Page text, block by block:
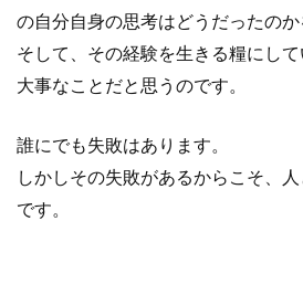
の自分自身の思考はどうだったのか
そして、その経験を生きる糧にし
大事なことだと思うのです。
誰にでも失敗はあります。
しかしその失敗があるからこそ、
です。